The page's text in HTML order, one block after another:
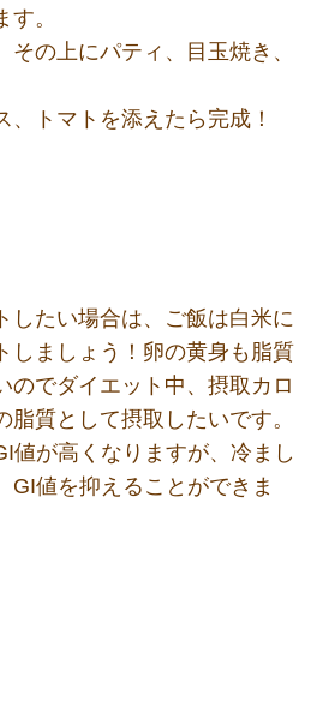
。
その上にパティ、目玉焼き、
、トマトを添えたら完成！
したい場合は、ご飯は白米に
しましょう！卵の黄身も脂質
のでダイエット中、摂取カロ
脂質として摂取したいです。
値が高くなりますが、冷まし
GI値を抑えることができま